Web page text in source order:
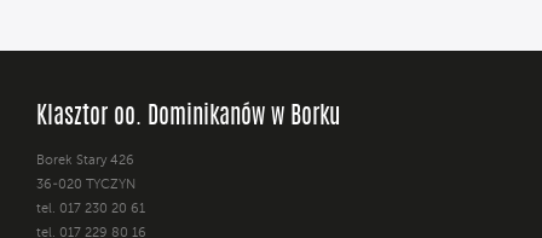
Klasztor oo. Dominikanów w Borku
Borek Stary 426
36-020 TYCZYN
tel. 017 230 20 61
tel. 017 229 80 16